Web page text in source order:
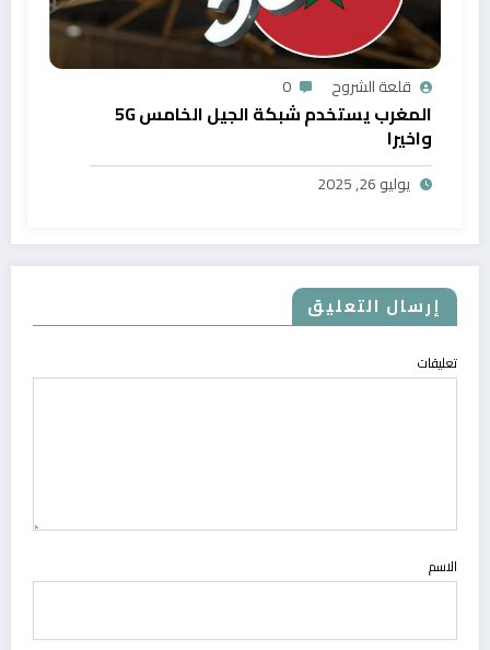
قلعة الشروح 0
المغرب يستخدم شبكة الجيل الخامس 5G
واخيرا
يوليو 26, 2025
إرسال التعليق
تعليقات
الاسم